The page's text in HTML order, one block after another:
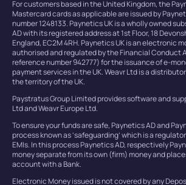
For customers based in the United Kingdom, the
Mastercard cards as applicable are issued by
number 1248133. Paynetics UK is a wholly owned
AD with its registered address at 1st Floor, 18
England, EC2M 4RH. Paynetics UK is an electronic
authorised and regulated by the Financial Conduct
reference number 942777) for the issuance of e-
payment services in the UK. Weavr Ltd is a
the territory of the UK.
Paystratus Group Limited provides software and
Ltd and Weavr Europe Ltd.
To ensure your funds are safe, Paynetics AD and
process known as ‘safeguarding’ which is a
EMIs. In this process Paynetics AD, respectively
money separate from its own (firm) money and
account with a Bank.
Electronic Money issued is not covered by any